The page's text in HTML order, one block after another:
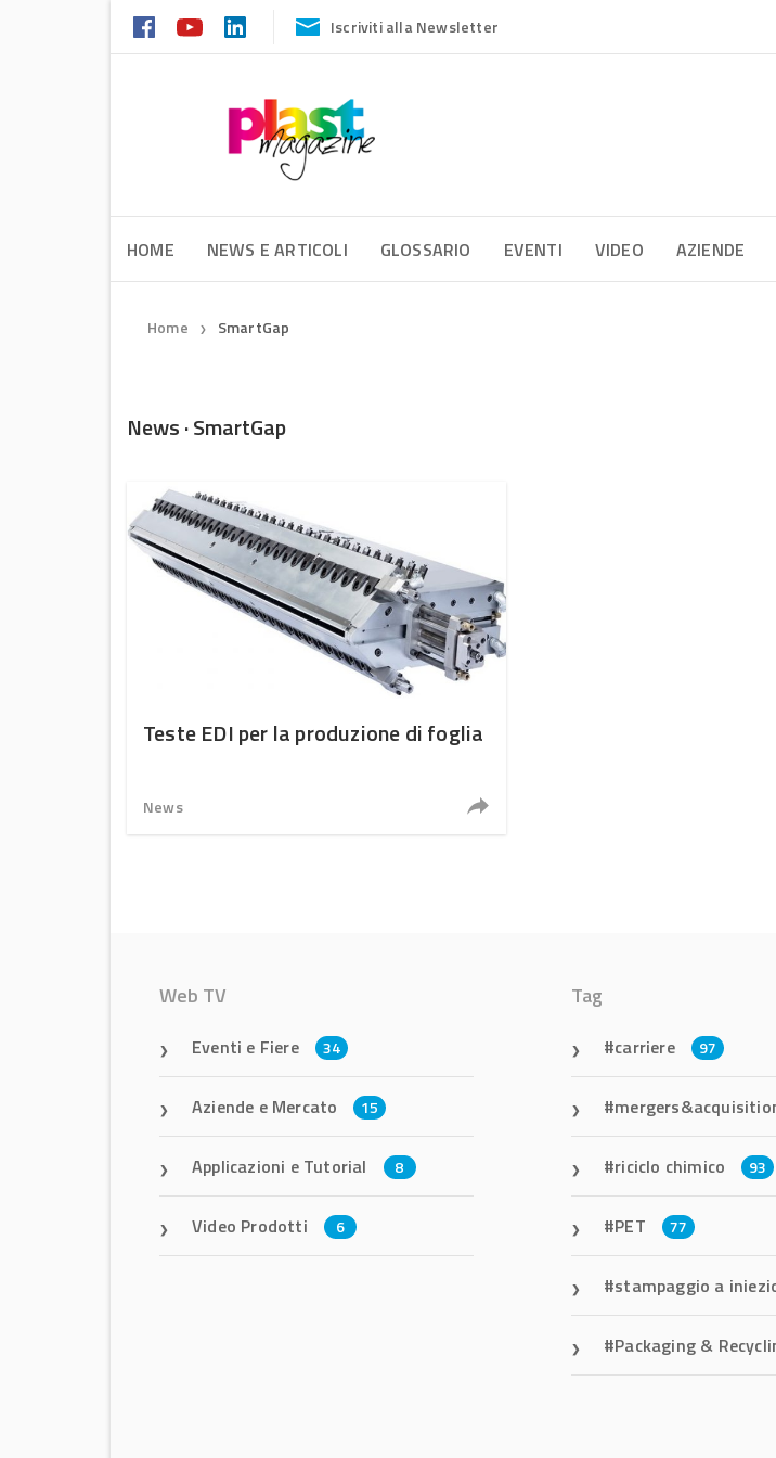
Iscriviti alla Newsletter
HOME NEWS E ARTICOLI GLOSSARIO EVENTI VIDEO AZIENDE
Home ❯ SmartGap
News · SmartGap
Teste EDI per la produzione di foglia
News
Web TV
Eventi e Fiere 34
Aziende e Mercato 15
Applicazioni e Tutorial 8
Video Prodotti 6
Tag
carriere 97
riciclo chimico 93
PET 77
stampaggio a
Packaging &